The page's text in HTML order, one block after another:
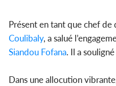
Présent en tant que chef
Coulibaly, a salué
Siandou Fofana. Il a
Dans une allocution